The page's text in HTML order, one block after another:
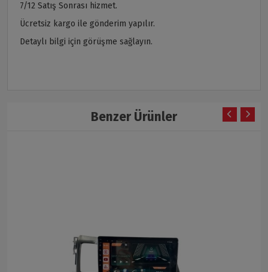
7/12 Satış Sonrası hizmet.
Ücretsiz kargo ile gönderim yapılır.
Detaylı bilgi için görüşme sağlayın.
Benzer Ürünler